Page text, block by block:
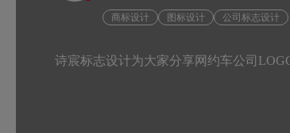
商标设计 图标设计 公司标志设计
诗宸标志设计为大家分享网约车公司